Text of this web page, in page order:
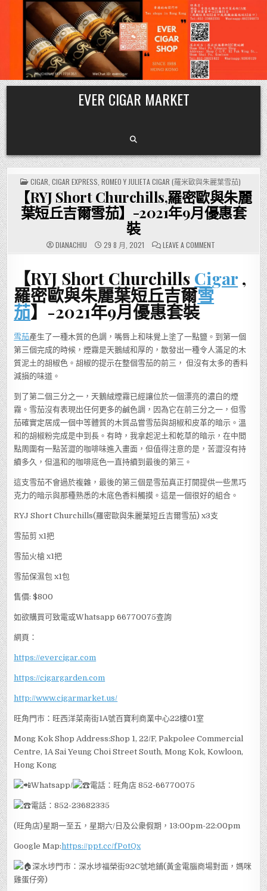
Skip
to
content
EVER CIGAR MARKET
POSTED
IN
CIGAR CIGAR EXPRESS ROMEO Y JULIETA CIGAR (羅米歐與朱麗葉雪茄)
【RYJ Short Churchills,羅密歐與朱麗
葉短丘吉爾雪茄】-2021年9月優惠套
裝
DIANACHIU 29 8 月, 2021 LEAVE A COMMENTON
【RYJ
密
歐
朱
吉
爾
雪
茄】-2021
年
惠
套
裝
【RYJ Short Churchills Cigar,
羅密歐與朱麗葉短丘吉爾雪
茄】-2021年9月優惠套裝
雪茄產生了一種木質的色調，嘴唇上和味覺上塗了一點鹽。到第一個
第三個完成的時候，煙霧是天鵝絨和厚的，散發出一種令人滿足的木
質泥土的胡椒色。胡椒的提示在整個雪茄的前三， 但沒有太多的香料
減損的味道。
到了第二個三分之一，天鵝絨煙霧已經讓位於一個漂亮的濃白的煙
霧。雪茄沒有表現出任何更多的鹹色調，因為它在前三分之一，但雪
茄確實定居成一個中等體質的木質品嘗雪茄與胡椒和皮革的暗示。溫
和的胡椒粉完成是中到長。有時，我拿起泥土和乾草的暗示，在中間
點周圍有一點苦澀的咖啡味進入畫面，但值得注意的是，苦澀沒有持
續多久，但溫和的咖啡底色一直持續到最後的第三。
這支雪茄不會過於複雜，最後的第三個是雪茄真正打開提供一些黑巧
克力的暗示與那種熟悉的木底色香料觸摸。這是一個很好的組合。
RYJ Short Churchills(羅密歐與朱麗葉短丘吉爾雪茄) x3支
雪茄剪 x1把
雪茄火槍 x1把
雪茄保濕包 x1包
售價: $800
如欲購買可致電或Whatsapp 66770075查詢
網頁：
https://evercigar.com
https://cigargarden.com
http://www.cigarmarket.us/
旺角門市：旺西洋菜南街1A號百寶利商業中心22樓01室
Mong Kok Shop Address:Shop 1, 22/F, Pakpolee Commercial
Centre, 1A Sai Yeung Choi Street South, Mong Kok, Kowloon,
Hong Kong
Whatsapp/ 電話：旺角店 852-66770075
電話：852-23682335
(旺角店)星期一至五，星期六/日及公衆假期，13:00pm-22:00pm
Google Map:https://ppt.cc/fPotQx
深水埗門市：深水埗福榮街92C號地鋪(黃金電腦商場對面，媽咪
雞蛋仔旁)